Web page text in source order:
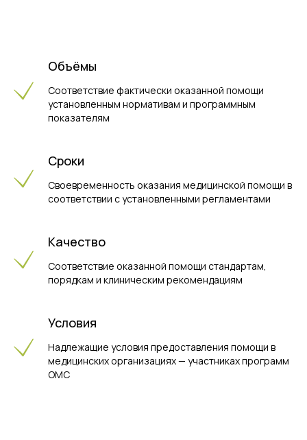
Объёмы
Соответствие фактически оказанной помощи
установленным нормативам и программным
показателям
Сроки
Своевременность оказания медицинской помощи в
соответствии с установленными регламентами
Качество
Соответствие оказанной помощи стандартам,
порядкам и клиническим рекомендациям
Условия
Надлежащие условия предоставления помощи в
медицинских организациях — участниках программ
ОМС